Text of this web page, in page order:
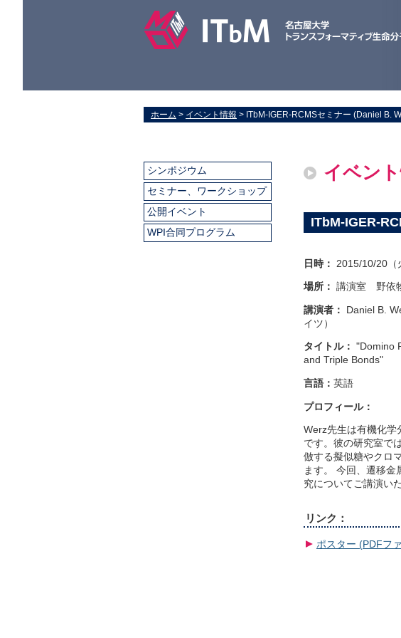
ホーム > イベント情報 > ITbM-IGER-RCMSセミナー (Daniel B.
イベン
ITbM-IGER-
日時： 2015/10/20（
場所： 講演室 野依
講演者：
Daniel B.
イツ）
タイトル： "Domino
and Triple Bonds"
言語： 英語
プロフィール：
Werz先生は有機化学
です。彼の研究室で
倣する擬似糖やクロ
ます。 今回、遷移金
究についてご講演い
リンク：
ポスター (PDFフ
シンポジウム
セミナー、ワークショップ
公開イベント
WPI合同プログラム